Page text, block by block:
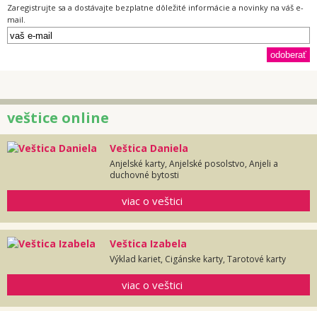
Zaregistrujte sa a dostávajte bezplatne dôležité informácie a novinky na váš e-
mail.
veštice online
Veštica Daniela
Anjelské karty, Anjelské posolstvo, Anjeli a
duchovné bytosti
viac o veštici
Veštica Izabela
Výklad kariet, Cigánske karty, Tarotové karty
viac o veštici